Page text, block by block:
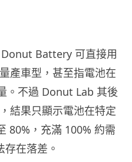
Battery 可直接用
產車型，甚至指電池在
。不過 Donut Lab 其後
結果只顯示電池在特定
80%，充滿 100% 約需
在落差。